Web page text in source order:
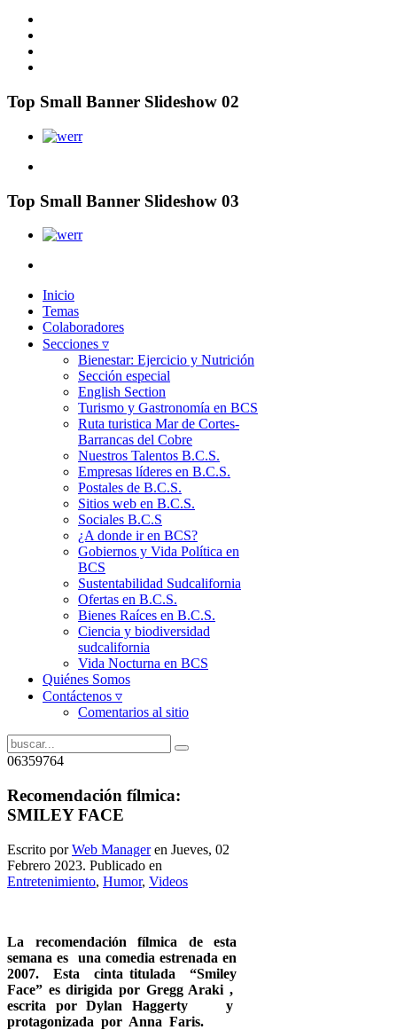
Top Small Banner Slideshow 02
Top Small Banner Slideshow 03
Inicio
Temas
Colaboradores
Secciones ▿
Bienestar: Ejercicio y Nutrición
Sección especial
English Section
Turismo y Gastronomía en BCS
Ruta turistica Mar de Cortes-
Barrancas del Cobre
Nuestros Talentos B.C.S.
Empresas líderes en B.C.S.
Postales de B.C.S.
Sitios web en B.C.S.
Sociales B.C.S
¿A donde ir en BCS?
Gobiernos y Vida Política en
BCS
Sustentabilidad Sudcalifornia
Ofertas en B.C.S.
Bienes Raíces en B.C.S.
Ciencia y biodiversidad
sudcalifornia
Vida Nocturna en BCS
Quiénes Somos
Contáctenos ▿
Comentarios al sitio
06359764
Recomendación fílmica:
SMILEY FACE
Escrito porWeb Manageren Jueves, 02
Febrero 2023. Publicado en
Entretenimiento, Humor, Videos
La recomendación fílmica de esta
semana es una comedia estrenada en
2007. Esta cinta titulada “Smiley
Face” es dirigida por Gregg Araki ,
escrita por Dylan Haggerty y
protagonizada por Anna Faris.